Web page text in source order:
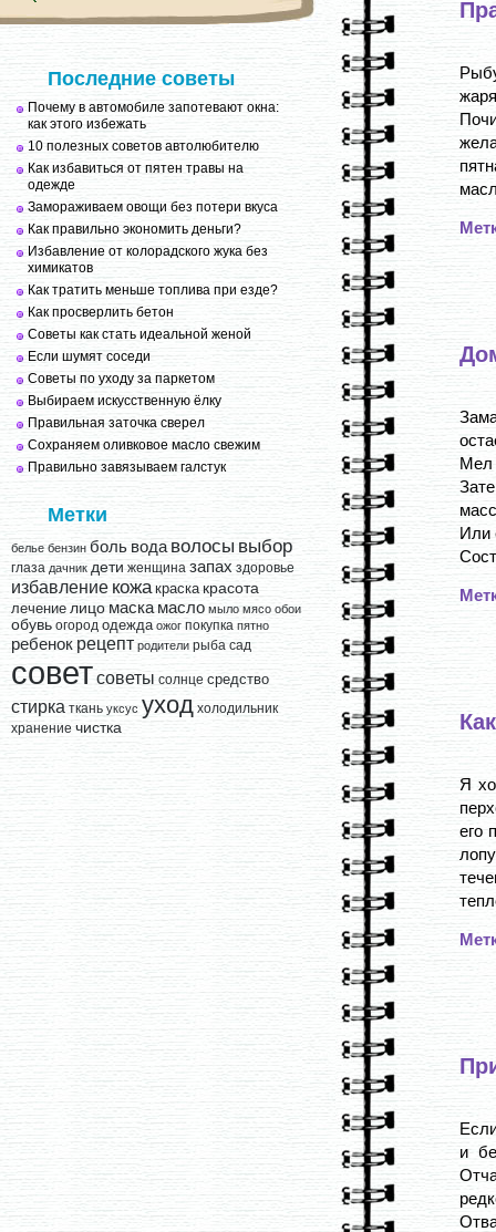
Последние советы
Почему в автомобиле запотевают окна:
как этого избежать
10 полезных советов автолюбителю
Как избавиться от пятен травы на
одежде
Замораживаем овощи без потери вкуса
Как правильно экономить деньги?
Избавление от колорадского жука без
химикатов
Как тратить меньше топлива при езде?
Как просверлить бетон
Советы как стать идеальной женой
Если шумят соседи
Советы по уходу за паркетом
Выбираем искусственную ёлку
Правильная заточка сверел
Сохраняем оливковое масло свежим
Правильно завязываем галстук
Метки
белье бензин боль вода волосы выбор
глаза дачник дети женщина запах здоровье
избавление кожа краска красота
лечение лицо маска масло мыло мясо обои
обувь огород одежда ожог покупка пятно
ребенок рецепт родители рыба сад
советсоветы солнце средство
стирка ткань уксус уход холодильник
хранение чистка
Мел
Или
Я
его
и